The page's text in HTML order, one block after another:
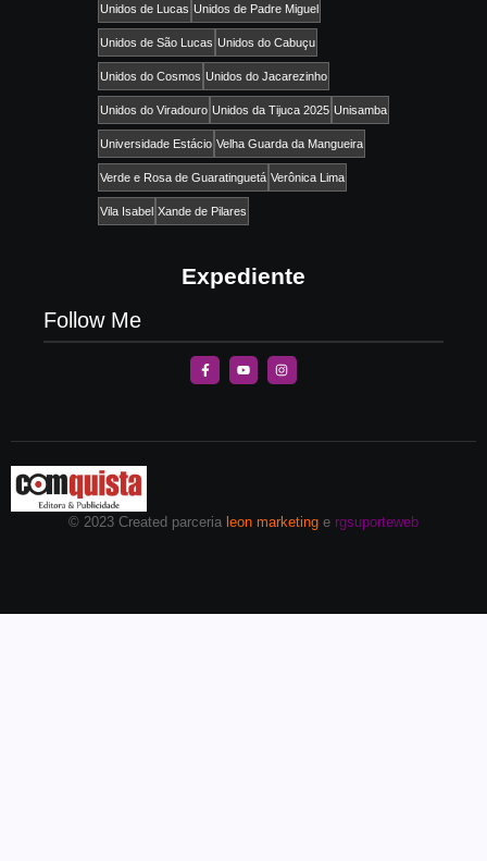
Unidos de Lucas Unidos de Padre Miguel
Unidos de São Lucas Unidos do Cabuçu
Unidos do Cosmos Unidos do Jacarezinho
Unidos do Viradouro Unidos da Tijuca 2025 Unisamba
Universidade Estácio Velha Guarda da Mangueira
Verde e Rosa de Guaratinguetá Verônica Lima
Vila Isabel Xande de Pilares
Expediente
Follow Me
© 2023 Created parceria leon marketing e rgsuporteweb